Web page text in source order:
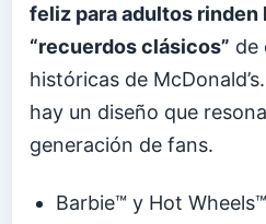
feliz para adultos rinden
“recuerdos clásicos” de
históricas de
hay un diseño que
generación de fans.
Barbie™ y Hot